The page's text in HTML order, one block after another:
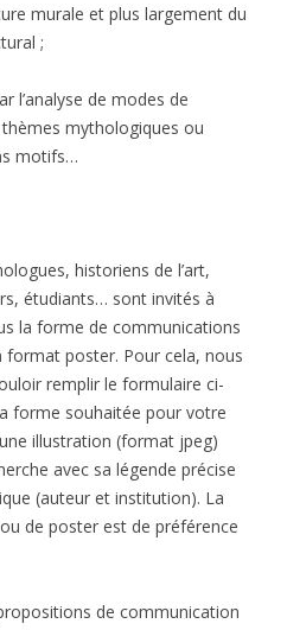
murale et plus largement du
;
l’analyse de modes de
mythologiques ou
motifs…
historiens de l’art,
étudiants… sont invités à
la forme de communications
poster. Pour cela, nous
remplir le formulaire ci-
forme souhaitée pour votre
illustration (format jpeg)
avec sa légende précise
(auteur et institution). La
de poster est de préférence
de communication